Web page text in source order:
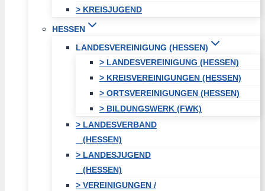
> KREISJUGEND
HESSEN
LANDESVEREINIGUNG (HESSEN)
> LANDESVEREINIGUNG (HESSEN)
> KREISVEREINIGUNGEN (HESSEN)
> ORTSVEREINIGUNGEN (HESSEN)
> BILDUNGSWERK (FWK)
> LANDESVERBAND
(HESSEN)
> LANDESJUGEND
(HESSEN)
> VEREINIGUNGEN /